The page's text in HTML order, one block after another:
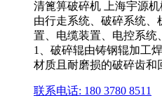
清篦箅破碎机 上海宇源
由行走系统、破碎系统、
置、电缆装置、电控系统
1、破碎辊由铸钢辊加工
材质且耐磨损的破碎齿和
联系电话: 180 3780 8511